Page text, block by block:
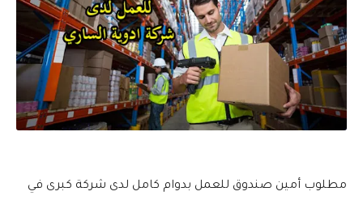
مطلوب أمين صندوق للعمل بدوام كامل لدى شركة كبرى في